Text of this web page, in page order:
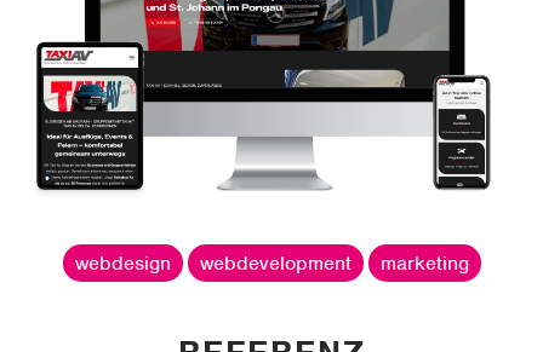
webdesign webdevelopment marketing